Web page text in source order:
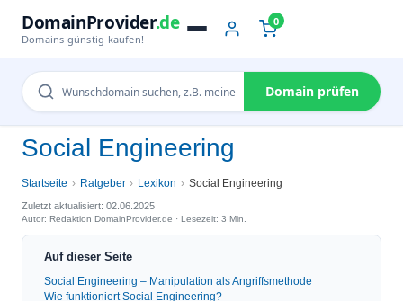
DomainProvider.de
Domains günstig kaufen!
0
Domain prüfen
Social Engineering
Startseite Ratgeber Lexikon Social Engineering
Zuletzt aktualisiert: 02.06.2025
Autor: Redaktion DomainProvider.de · Lesezeit: 3 Min.
Auf dieser Seite
Social Engineering – Manipulation als Angriffsmethode
Wie funktioniert Social Engineering?